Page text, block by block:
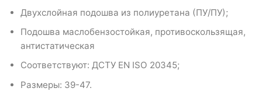
Двухслойная подошва из полиуретана (ПУ/ПУ);
Подошва маслобензостойкая, противоскользящая,
антистатическая
Соответствуют: ДСТУ EN ISO 20345;
Размеры: 39-47.